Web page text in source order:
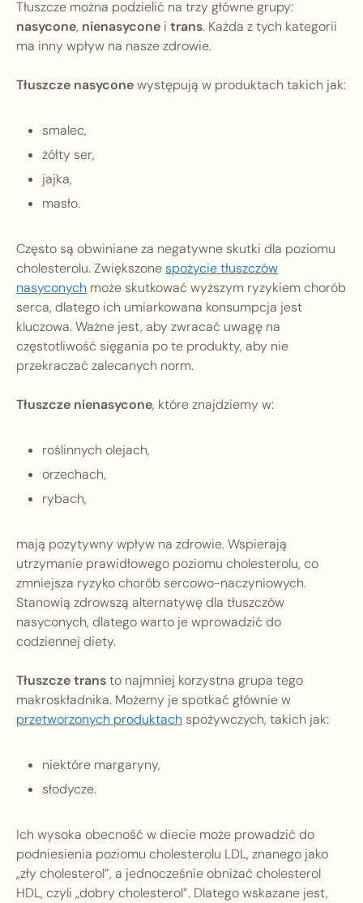
Tłuszcze można podzielić na trzy główne grupy:
nasycone, nienasycone i trans. Każda z tych kategorii
ma inny wpływ na nasze zdrowie.
Tłuszcze nasyconewystępują w produktach takich jak:
smalec,
żółty ser,
jajka,
masło.
Często są obwiniane za negatywne skutki dla poziomu
cholesterolu. Zwiększonespożycie tłuszczów
nasyconych może skutkować wyższym ryzykiem chorób
serca, dlatego ich umiarkowana konsumpcja jest
kluczowa. Ważne jest, aby zwracać uwagę na
częstotliwość sięgania po te produkty, aby nie
przekraczać zalecanych norm.
Tłuszcze nienasycone, które znajdziemy w:
roślinnych olejach,
orzechach,
rybach,
mają pozytywny wpływ na zdrowie. Wspierają
utrzymanie prawidłowego poziomu cholesterolu, co
zmniejsza ryzyko chorób sercowo-naczyniowych.
Stanowią zdrowszą alternatywę dla tłuszczów
nasyconych, dlatego warto je wprowadzić do
codziennej diety.
Tłuszcze transto najmniej korzystna grupa tego
makroskładnika. Możemy je spotkać głównie w
przetworzonych produktach spożywczych, takich jak:
niektóre margaryny,
słodycze.
Ich wysoka obecność w diecie może prowadzić do
podniesienia poziomu cholesterolu LDL, znanego jako
„zły cholesterol”, a jednocześnie obniżać cholesterol
HDL, czyli „dobry cholesterol”. Dlatego wskazane jest,